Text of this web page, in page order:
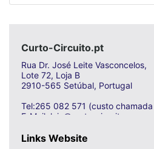
Curto-Circuito.pt
Rua Dr. José Leite Vasconcelos,
Lote 72, Loja B
2910-565 Setúbal, Portugal
Tel:265 082 571 (custo
E-Mail: loja@curto-circuito.com
Links Website